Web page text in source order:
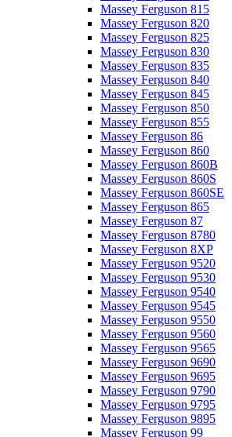
Massey Ferguson 815
Massey Ferguson 820
Massey Ferguson 825
Massey Ferguson 830
Massey Ferguson 835
Massey Ferguson 840
Massey Ferguson 845
Massey Ferguson 850
Massey Ferguson 855
Massey Ferguson 86
Massey Ferguson 860
Massey Ferguson 860B
Massey Ferguson 860S
Massey Ferguson 860SE
Massey Ferguson 865
Massey Ferguson 87
Massey Ferguson 8780
Massey Ferguson 8XP
Massey Ferguson 9520
Massey Ferguson 9530
Massey Ferguson 9540
Massey Ferguson 9545
Massey Ferguson 9550
Massey Ferguson 9560
Massey Ferguson 9565
Massey Ferguson 9690
Massey Ferguson 9695
Massey Ferguson 9790
Massey Ferguson 9795
Massey Ferguson 9895
Massey Ferguson 99